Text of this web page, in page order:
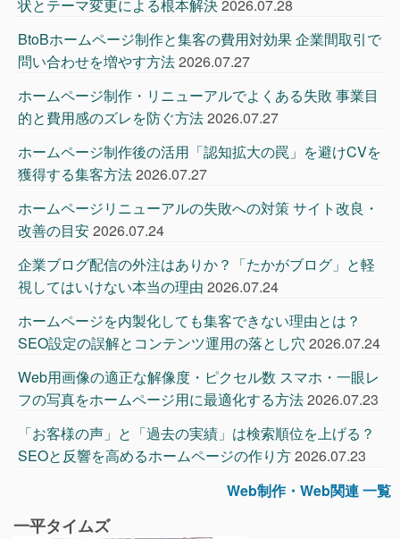
状とテーマ変更による根本解決2026.07.28
BtoBホームページ制作と集客の費用対効果 企業間取引で
問い合わせを増やす方法2026.07.27
ホームページ制作・リニューアルでよくある失敗 事業目
的と費用感のズレを防ぐ方法2026.07.27
ホームページ制作後の活用「認知拡大の罠」を避けCVを
獲得する集客方法2026.07.27
ホームページリニューアルの失敗への対策 サイト改良・
改善の目安2026.07.24
企業ブログ配信の外注はありか？「たかがブログ」と軽
視してはいけない本当の理由 2026.07.24
ホームページを内製化しても集客できない理由とは？
SEO設定の誤解とコンテンツ運用の落とし穴 2026.07.24
Web用画像の適正な解像度・ピクセル数 スマホ・一眼レ
フの写真をホームページ用に最適化する方法2026.07.23
「お客様の声」と「過去の実績」は検索順位を上げる？
SEOと反響を高めるホームページの作り方2026.07.23
Web制作・Web関連 一覧
一平タイムズ